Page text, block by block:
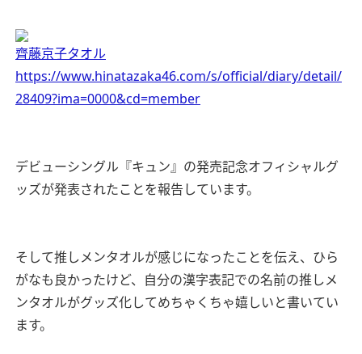
齊藤京子タオル
https://www.hinatazaka46.com/s/official/diary/detail/
28409?ima=0000&cd=member
デビューシングル『キュン』の発売記念オフィシャルグ
ッズが発表されたことを報告しています。
そして推しメンタオルが感じになったことを伝え、ひら
がなも良かったけど、自分の漢字表記での名前の推しメ
ンタオルがグッズ化してめちゃくちゃ嬉しいと書いてい
ます。